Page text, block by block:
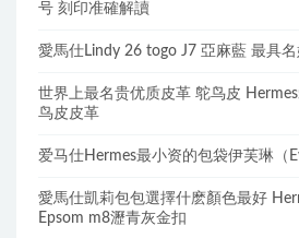
号 刻印准確解讀
愛馬仕Lindy 26 togo J7 亞麻藍 最具
世界上最名贵优质皮革 鸵鸟皮
鸟皮皮革
爱马仕Hermes最小资的包袋伊芙琳（
愛馬仕凱莉包包選擇什麽顏色最好
Epsom m8瀝青灰金扣